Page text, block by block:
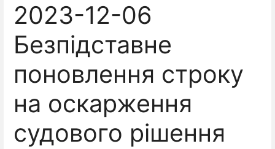
2023-12-06
Безпідставне
поновлення строку
на оскарження
судового рішення